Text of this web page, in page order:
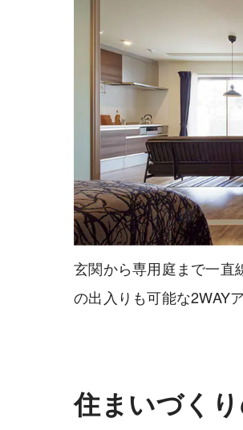
玄関から専用庭まで一直
の出入りも可能な2WAY
住まいづく